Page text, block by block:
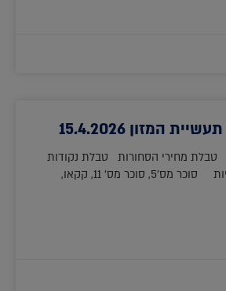
המזון 15.4.2026
טבלת מחירי הסחורות טבלת נקודות
פרוורד טבלת ריביות סוכר מס'5, סוכר מס' 11, קקאו,